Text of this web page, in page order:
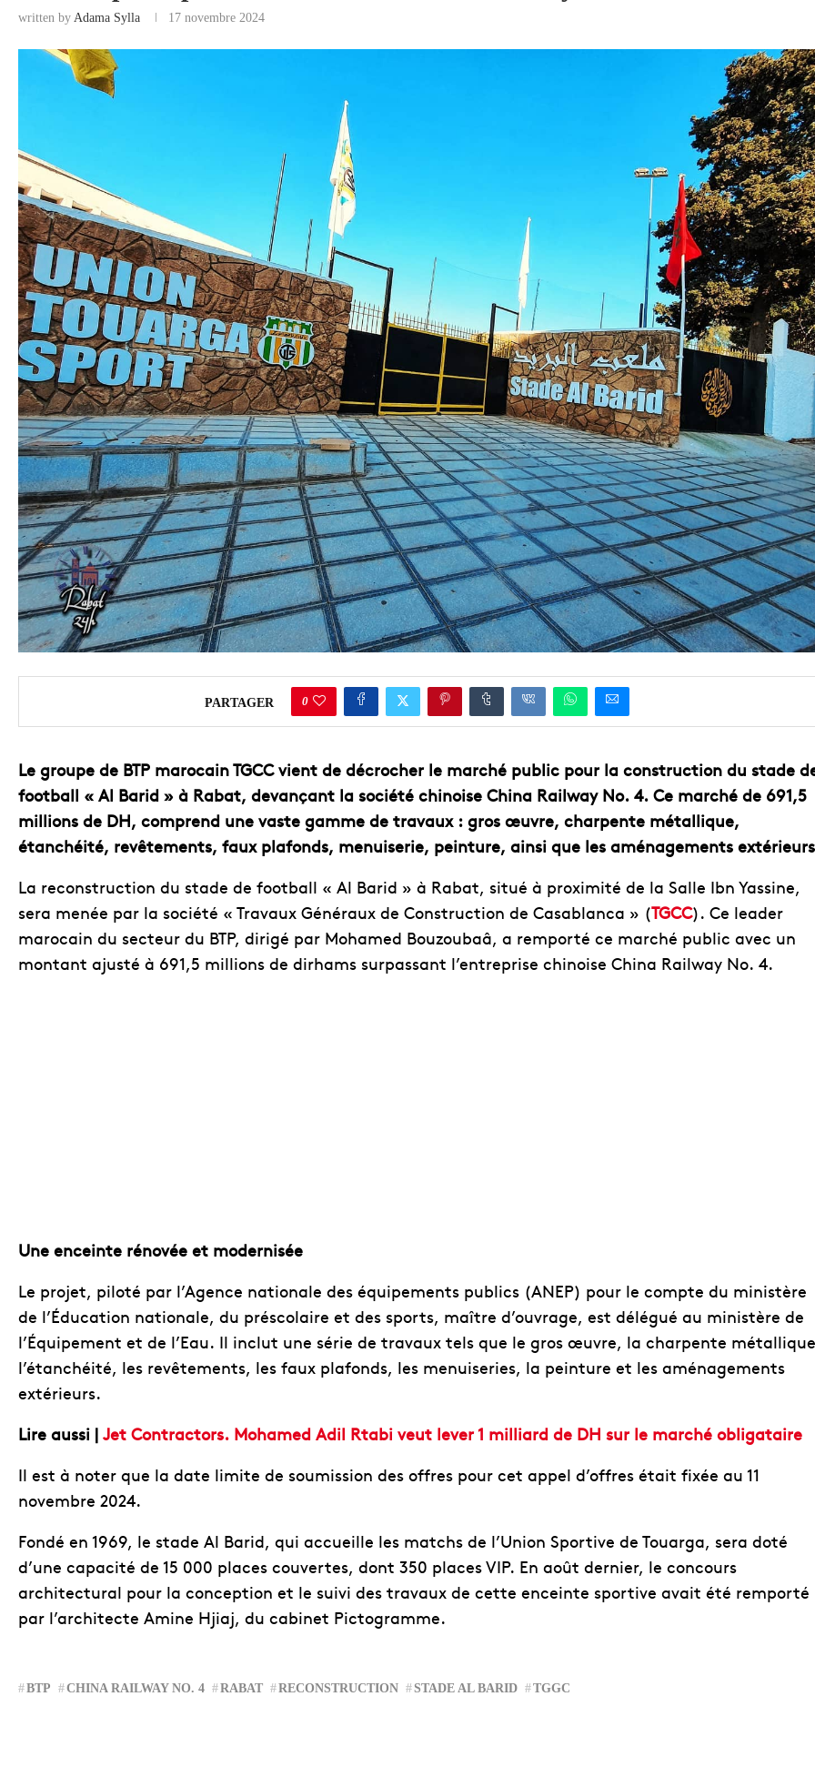
COMMERCE
written by Adama Sylla 17 novembre 2024
PARTAGER 0
Le groupe de BTP marocain TGCC vient de décrocher le marché public pour la construction du stade
football « Al Barid » à Rabat, devançant la société chinoise China Railway No. 4. Ce marché de 691,5
millions de DH, comprend une vaste gamme de travaux : gros œuvre, charpente métallique,
étanchéité, revêtements, faux plafonds, menuiserie, peinture, ainsi que les aménagements
La reconstruction du stade de football « Al Barid » à Rabat, situé à proximité de la Salle Ibn Yassine,
sera menée par la société « Travaux Généraux de Construction de Casablanca » (TGCC). Ce leader
marocain du secteur du BTP, dirigé par Mohamed Bouzoubaâ, a remporté ce marché public avec un
montant ajusté à 691,5 millions de dirhams surpassant l’entreprise chinoise China Railway No. 4.
Une enceinte rénovée et modernisée
Le projet, piloté par l’Agence nationale des équipements publics (ANEP) pour le compte du ministère
de l’Éducation nationale, du préscolaire et des sports, maître d’ouvrage, est délégué au ministère de
l’Équipement et de l’Eau. Il inclut une série de travaux tels que le gros œuvre, la charpente
l’étanchéité, les revêtements, les faux plafonds, les menuiseries, la peinture et les aménagements
extérieurs.
Lire aussi | Jet Contractors. Mohamed Adil Rtabi veut lever 1 milliard de DH sur le marché obligataire
Il est à noter que la date limite de soumission des offres pour cet appel d’offres était fixée au 11
novembre 2024.
Fondé en 1969, le stade Al Barid, qui accueille les matchs de l’Union Sportive de Touarga, sera doté
d’une capacité de 15 000 places couvertes, dont 350 places VIP. En août dernier, le concours
architectural pour la conception et le suivi des travaux de cette enceinte sportive avait été remporté
par l’architecte Amine Hjiaj, du cabinet Pictogramme.
BTP CHINA RAILWAY NO. 4 RABAT RECONSTRUCTION STADE AL BARID TGGC